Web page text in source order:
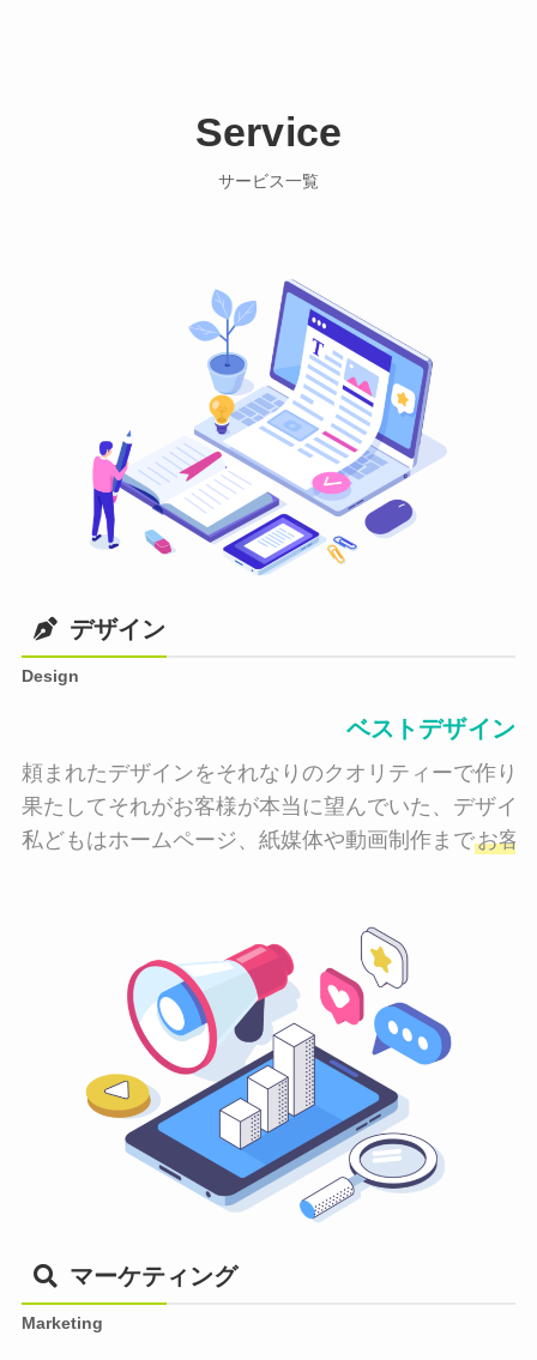
Service
サービス一覧
デザイン
Design
ベストデザイン
頼まれたデザインをそれなりのクオリティーで作り
果たしてそれがお客様が本当に望んでいた、デザイ
私どもはホームページ、紙媒体や動画制作までお客
マーケティング
Marketing